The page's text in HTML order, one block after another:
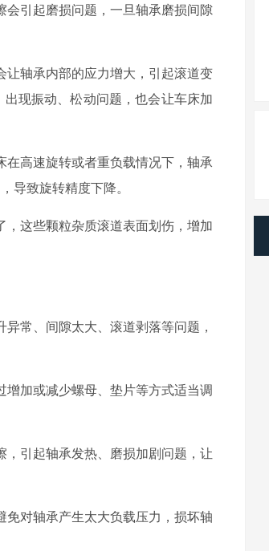
会引起磨损问题，一旦轴承磨损间隙
让轴承内部的应力增大，引起滚道变
现振动、松动问题，也会让车床加
高速旋转或者重负载情况下，轴承
导致旋转精度下降。
这些颗粒杂质滚道表面划伤，增加
常、间隙太大、滚道剥落等问题，
加或减少螺母、垫片等方式适当调
引起轴承发热、磨损加剧问题，让
对轴承产生太大负载压力，损坏轴